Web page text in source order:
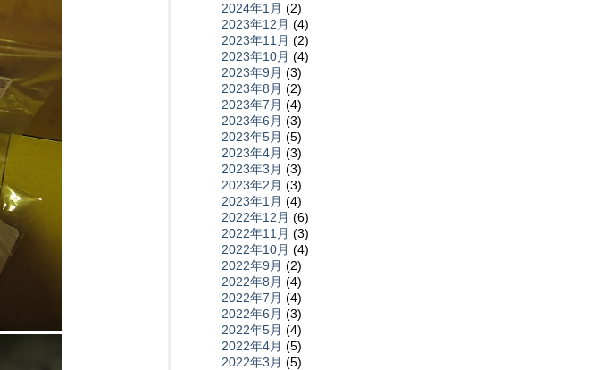
2024年1月 (2)
2023年12月 (4)
2023年11月 (2)
2023年10月 (4)
2023年9月 (3)
2023年8月 (2)
2023年7月 (4)
2023年6月 (3)
2023年5月 (5)
2023年4月 (3)
2023年3月 (3)
2023年2月 (3)
2023年1月 (4)
2022年12月 (6)
2022年11月 (3)
2022年10月 (4)
2022年9月 (2)
2022年8月 (4)
2022年7月 (4)
2022年6月 (3)
2022年5月 (4)
2022年4月 (5)
2022年3月 (5)